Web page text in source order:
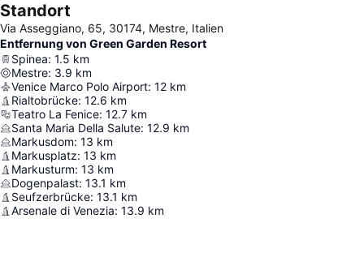
Standort
Via Asseggiano, 65, 30174, Mestre, Italien
Entfernung von Green Garden Resort
Spinea: 1.5 km
Mestre: 3.9 km
Venice Marco Polo Airport: 12 km
Rialtobrücke: 12.6 km
Teatro La Fenice: 12.7 km
Santa Maria Della Salute: 12.9 km
Markusdom: 13 km
Markusplatz: 13 km
Markusturm: 13 km
Dogenpalast: 13.1 km
Seufzerbrücke: 13.1 km
Arsenale di Venezia: 13.9 km